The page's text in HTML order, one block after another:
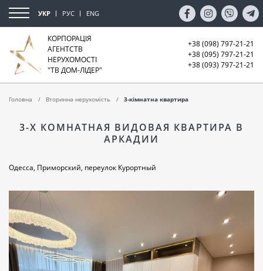
УКР РУС ENG
КОРПОРАЦІЯ
АГЕНТСТВ
НЕРУХОМОСТІ
"ТВ ДОМ-ЛІДЕР"
+38 (098) 797-21-21
+38 (095) 797-21-21
+38 (093) 797-21-21
Головна Вторинна нерухомість 3-кімнатна квартира
3-Х КОМНАТНАЯ ВИДОВАЯ КВАРТИРА В
АРКАДИИ
Одесса, Приморский, переулок Курортный